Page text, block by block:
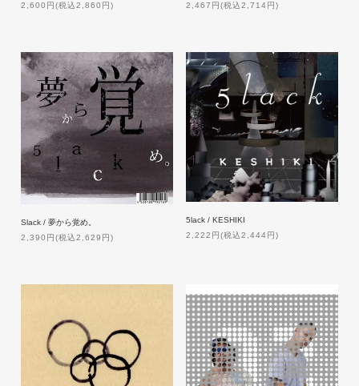
2,600円(税込2,860円)
2,467円(税込2,714円)
Slack / 夢から覚め。
2,390円(税込2,629円)
5lack / KESHIKI
2,222円(税込2,444円)